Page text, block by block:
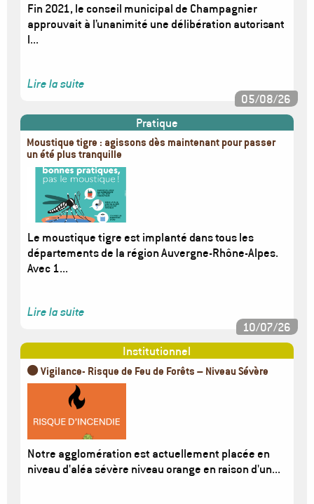
Fin 2021, le conseil municipal de Champagnier
approuvait à l’unanimité une délibération autorisant
l...
Lire la suite
05/08/26
Pratique
Moustique tigre : agissons dès maintenant pour passer
un été plus tranquille
Image
Le moustique tigre est implanté dans tous les
départements de la région Auvergne-Rhône-Alpes.
Avec 1...
Lire la suite
10/07/26
Institutionnel
🟠 Vigilance- Risque de Feu de Forêts – Niveau Sévère
Image
Notre agglomération est actuellement placée en
niveau d'aléa sévère niveau orange en raison d'un...